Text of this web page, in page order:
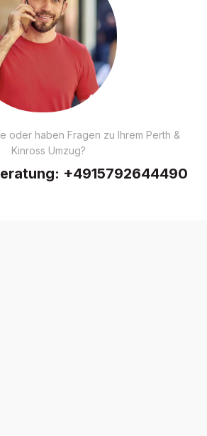
oder haben Fragen zu Ihrem Perth &
Kinross Umzug?
+4915792644490